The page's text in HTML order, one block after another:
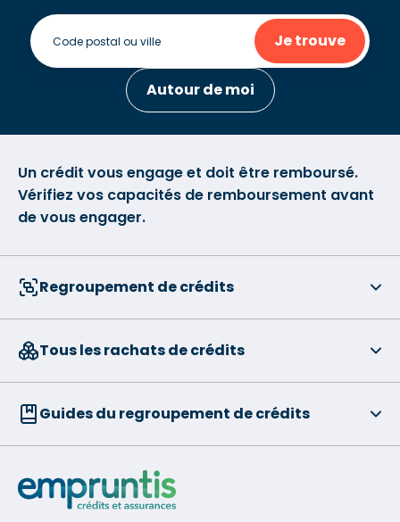
Je trouve
Autour de moi
Un crédit vous engage et doit être remboursé.
Vérifiez vos capacités de remboursement avant
de vous engager.
Regroupement de crédits
Tous les rachats de crédits
Guides du regroupement de crédits